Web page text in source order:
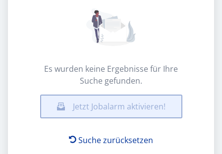
Es wurden keine Ergebnisse für Ihre
Suche gefunden.
Jetzt Jobalarm aktivieren!
Suche zurücksetzen